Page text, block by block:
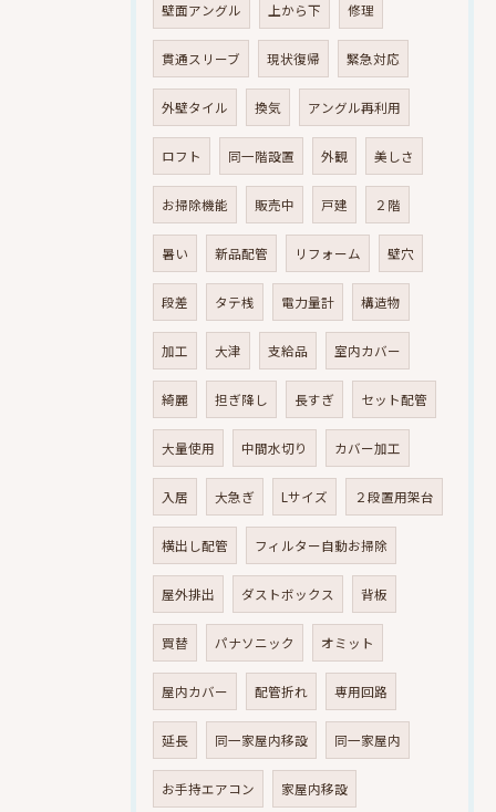
壁面アングル 上から下 修理
貫通スリーブ 現状復帰 緊急対応
外壁タイル 換気 アングル再利用
ロフト 同一階設置 外観 美しさ
お掃除機能 販売中 戸建 ２階
暑い 新品配管 リフォーム 壁穴
段差 タテ桟 電力量計 構造物
加工 大津 支給品 室内カバー
綺麗 担ぎ降し 長すぎ セット配管
大量使用 中間水切り カバー加工
入居 大急ぎ Lサイズ ２段置用架台
横出し配管 フィルター自動お掃除
屋外排出 ダストボックス 背板
買替 パナソニック オミット
屋内カバー 配管折れ 専用回路
延長 同一家屋内移設 同一家屋内
お手持エアコン 家屋内移設